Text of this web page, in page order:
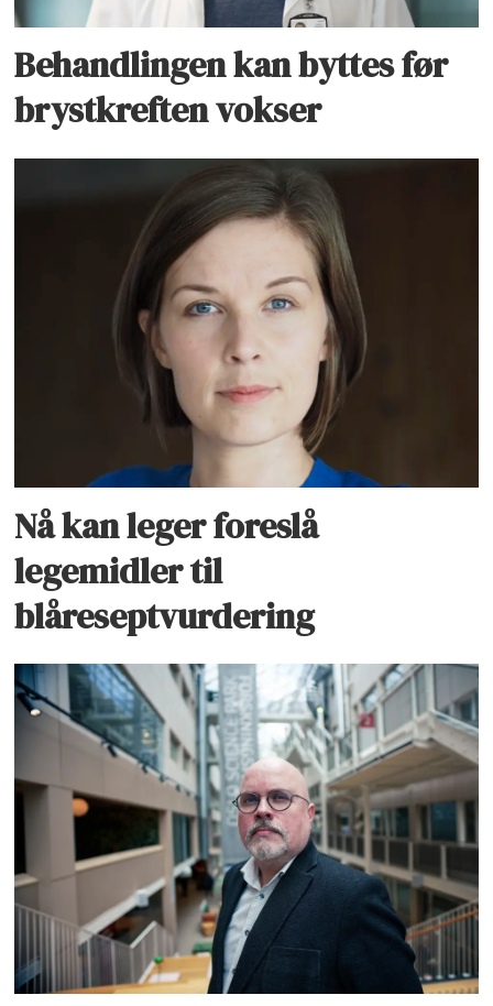
Behandlingen kan byttes før
brystkreften vokser
Nå kan leger foreslå
legemidler til
blåreseptvurdering